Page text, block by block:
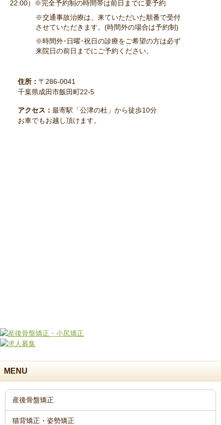
※交通事故治療は、来ていただいた順番で受付
させていただきます。(時間外の場合は予約制)
※時間外･日曜･祝日の診療をご希望の方は必ず
来院日の前日までにご予約ください。
住所： 〒286-0041
千葉県成田市飯田町22-5
アクセス： 最寄駅「公津の杜」から徒歩10分
お車でもお越し頂けます。
MENU
産後骨盤矯正
猫背矯正・姿勢矯正